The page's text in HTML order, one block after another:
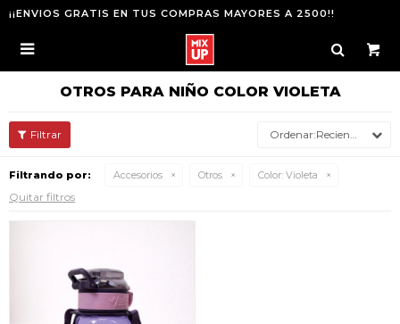
¡¡ENVIOS GRATIS EN TUS COMPRAS MAYORES A 2500!!

OTROS PARA NIÑO COLOR VIOLETA
Recientes
Filtrando por: Accesorios Otros Color: Violeta
Quitar filtros